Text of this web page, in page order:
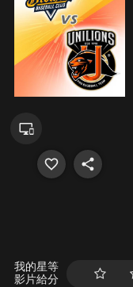
我的星等
影片給分